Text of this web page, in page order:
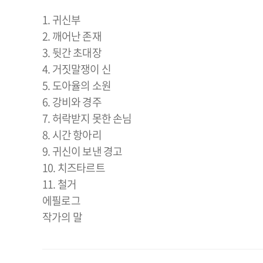
1. 귀신부
2. 깨어난 존재
3. 뒷간 초대장
4. 거짓말쟁이 신
5. 도아율의 소원
6. 강비와 경주
7. 허락받지 못한 손님
8. 시간 항아리
9. 귀신이 보낸 경고
10. 치즈타르트
11. 철거
에필로그
작가의 말